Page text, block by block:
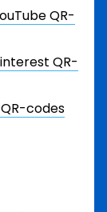
QR-
QR-
codes